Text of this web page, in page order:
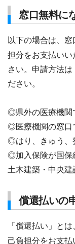
窓口無料に
以下の場合は、
担分をお支払い
さい。申請方法は
ださい。
◎県外の医療機関
◎医療機関の窓口
◎はり、きゅう、
◎加入保険が国保
土木建築・中央
償還払いの
「償還払い」と
己負担分をお支